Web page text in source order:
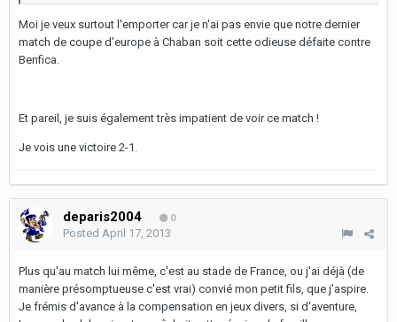
Moi je veux surtout l'emporter car je n'ai pas envie que notre dernier
match de coupe d'europe à Chaban soit cette odieuse défaite contre
Benfica.
Et pareil, je suis également très impatient de voir ce match !
Je vois une victoire 2-1.
deparis2004 0
Posted April 17, 2013
Plus qu'au match lui même, c'est au stade de France, ou j'ai déjà (de
manière présomptueuse c'est vrai) convié mon petit fils, que j'aspire.
Je frémis d'avance à la compensation en jeux divers, si d'aventure,